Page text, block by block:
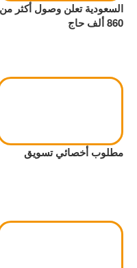
السعودية تعلن وصول أكثر من
860 ألف حاج
مطلوب أخصائي تسويق